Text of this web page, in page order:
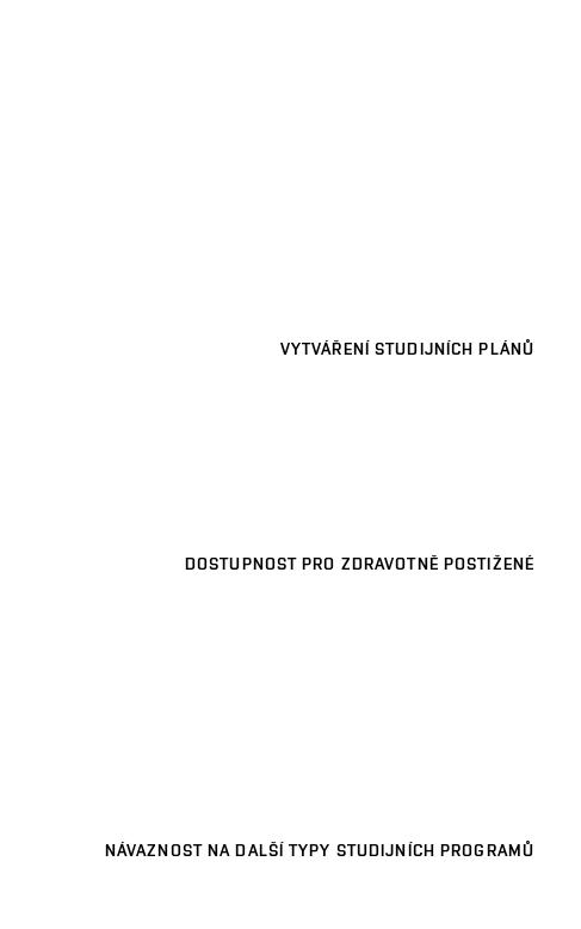
VYTVÁŘENÍ STUDIJNÍCH PLÁNŮ
DOSTUPNOST PRO ZDRAVOTNĚ POSTIŽENÉ
NÁVAZNOST NA DALŠÍ TYPY STUDIJNÍCH PROGRAMŮ